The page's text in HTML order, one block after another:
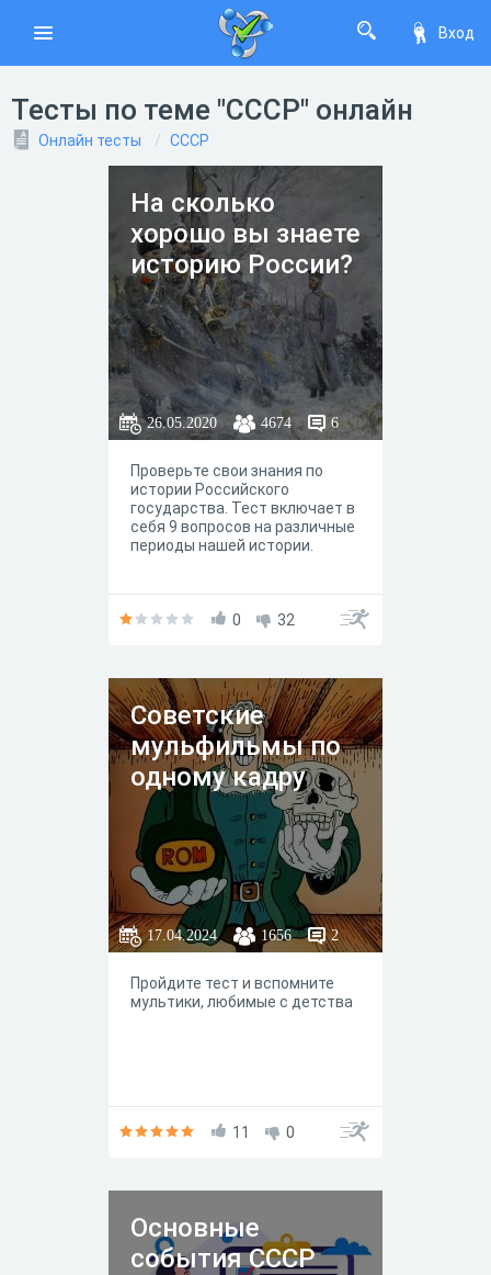
Вход
Тесты по теме "СССР" онлайн
Онлайн тесты СССР
На сколько
хорошо вы знаете
историю России?
26.05.2020 4674 6
Проверьте свои знания по
истории Российского
государства. Тест включает в
себя 9 вопросов на различные
периоды нашей истории.
0 32
Советские
мульфильмы по
одному кадру
17.04.2024 1656 2
Пройдите тест и вспомните
мультики, любимые с детства
11 0
Основные
события СССР